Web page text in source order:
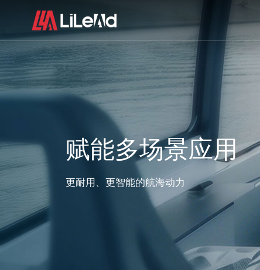
赋能多场景应用
更耐用、更智能的航海动力